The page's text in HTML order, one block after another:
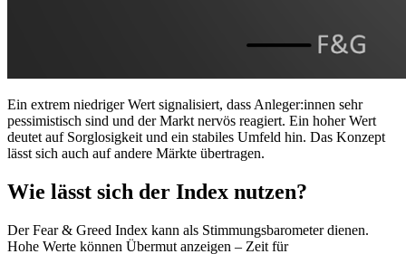
Ein extrem niedriger Wert signalisiert, dass Anleger:innen sehr
pessimistisch sind und der Markt nervös reagiert. Ein hoher Wert
deutet auf Sorglosigkeit und ein stabiles Umfeld hin. Das Konzept
lässt sich auch auf andere Märkte übertragen.
Wie lässt sich der Index nutzen?
Der Fear & Greed Index kann als Stimmungsbarometer dienen.
Hohe Werte können Übermut anzeigen – Zeit für